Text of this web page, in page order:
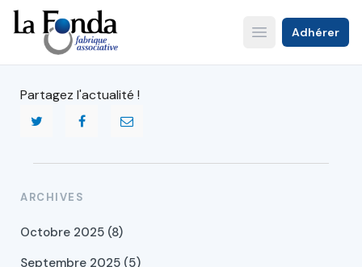
Aller
au
contenu
principal
Open main menu
Adhérer
Partagez l'actualité !
ARCHIVES
Octobre 2025 (8)
Septembre 2025 (5)